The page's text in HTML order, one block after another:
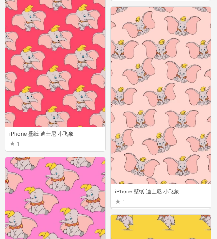
iPhone 壁纸 迪士尼 小飞象
1
iPhone 壁纸 迪士尼 小飞象
1